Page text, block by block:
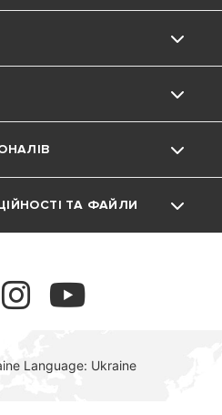
Language: Ukraine
ТА ФАЙЛИ